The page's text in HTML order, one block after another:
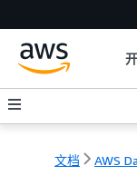
文档 AWS